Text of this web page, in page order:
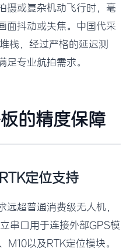
摄或复杂机动飞行时，毫
面抖动或失焦。中国代采
栈，经过严格的延迟测
专业航拍需求。
的精度保障
定位支持
超普通消费级无人机，
串口用于连接外部GPS模
以及RTK定位模块。